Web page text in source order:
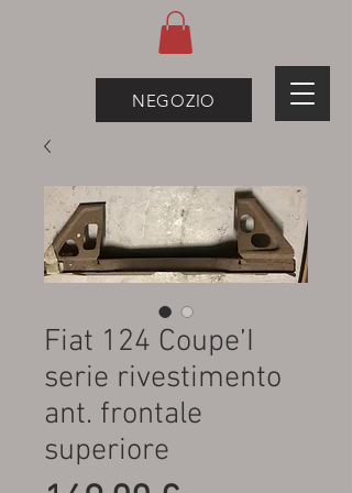
NEGOZIO
Fiat 124 Coupe’I
serie rivestimento
ant. frontale
superiore